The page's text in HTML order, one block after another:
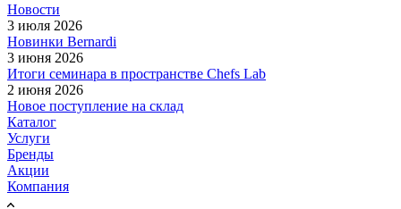
Новости
3 июля 2026
Новинки Bernardi
3 июня 2026
Итоги семинара в пространстве Chefs Lab
2 июня 2026
Новое поступление на склад
Каталог
Услуги
Бренды
Акции
Компания